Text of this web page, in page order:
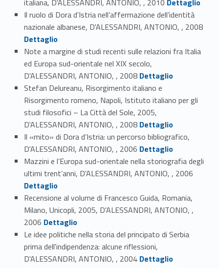
Il ruolo di Dora d’Istria nell’affermazione dell’identità
nazionale albanese, D'ALESSANDRI, ANTONIO, , 2008Link identifier #identifier_person_38443-25
Dettaglio
Note a margine di studi recenti sulle relazioni fra Italia
ed Europa sud-orientale nel XIX secolo,
D'ALESSANDRI, ANTONIO, , 2008Link identifier #identifier_person_83498-26Dettaglio
Stefan Delureanu, Risorgimento italiano e
Risorgimento romeno, Napoli, Istituto italiano per gli
studi filosofici – La Città del Sole, 2005,
D'ALESSANDRI, ANTONIO, , 2008Link identifier #identifier_person_138033-27Dettaglio
Il «mito» di Dora d’Istria: un percorso bibliografico,
D'ALESSANDRI, ANTONIO, , 2006 Link identifier #identifier_person_190442-28
Dettaglio
Mazzini e l’Europa sud-orientale nella storiografia degli
ultimi trent’anni, D'ALESSANDRI, ANTONIO, , 2006 Link identifier #identifier_person_197282-29
Dettaglio
Recensione al volume di Francesco Guida, Romania,
Milano, Unicopli, 2005, D'ALESSANDRI, ANTONIO, ,
2006 Link identifier #identifier_person_132700-30
Dettaglio
Le idee politiche nella storia del principato di Serbia
prima dell'indipendenza: alcune riflessioni,
D'ALESSANDRI, ANTONIO, , 2004 Link identifier #identifier_person_199401-31
Dettaglio